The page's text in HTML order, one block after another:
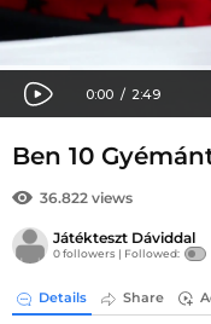
Ben 10
36.822 views
Játékteszt Dáviddal
0 followers | Followed:
Details Share